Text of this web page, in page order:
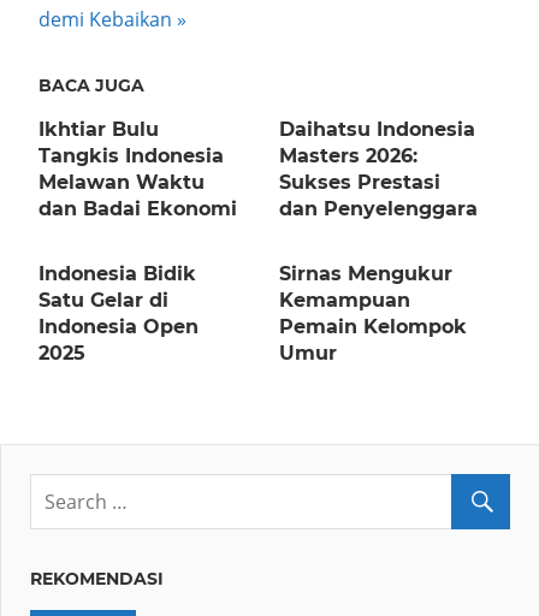
Post:
demi Kebaikan
BACA JUGA
Ikhtiar Bulu
Tangkis Indonesia
Melawan Waktu
dan Badai Ekonomi
Daihatsu Indonesia
Masters 2026:
Sukses Prestasi
dan Penyelenggara
Indonesia Bidik
Satu Gelar di
Indonesia Open
2025
Sirnas Mengukur
Kemampuan
Pemain Kelompok
Umur
REKOMENDASI